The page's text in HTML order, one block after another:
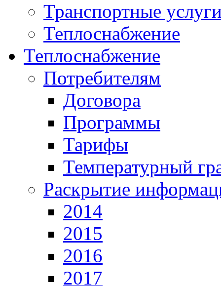
Транспортные
Теплоснабжение
Теплоснабжение
Потребителям
Договора
Программы
Тарифы
Температурный
Раскрытие
2014
2015
2016
2017